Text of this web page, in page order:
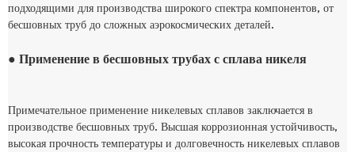
подходящими для производства широкого спектра компонентов, от
бесшовных труб до сложных аэрокосмических деталей.
● Применение в бесшовных трубах с сплава никеля
Примечательное применение никелевых сплавов заключается в
производстве бесшовных труб. Высшая коррозионная устойчивость,
высокая прочность температуры и долговечность никелевых сплавов